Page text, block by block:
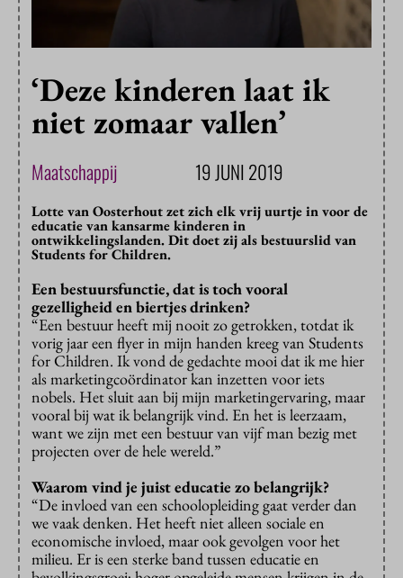
‘Deze kinderen laat ik
niet zomaar vallen’
Maatschappij 19 JUNI 2019
Lotte van Oosterhout zet zich elk vrij uurtje in voor de
educatie van kansarme kinderen in
ontwikkelingslanden. Dit doet zij als bestuurslid van
Students for Children.
Een bestuursfunctie, dat is toch vooral
gezelligheid en biertjes drinken?
“Een bestuur heeft mij nooit zo getrokken, totdat ik
vorig jaar een flyer in mijn handen kreeg van Students
for Children. Ik vond de gedachte mooi dat ik me hier
als marketingcoördinator kan inzetten voor iets
nobels. Het sluit aan bij mijn marketingervaring, maar
vooral bij wat ik belangrijk vind. En het is leerzaam,
want we zijn met een bestuur van vijf man bezig met
projecten over de hele wereld.”
Waarom vind je juist educatie zo belangrijk?
“De invloed van een schoolopleiding gaat verder dan
we vaak denken. Het heeft niet alleen sociale en
economische invloed, maar ook gevolgen voor het
milieu. Er is een sterke band tussen educatie en